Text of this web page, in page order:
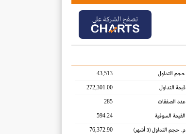
تصفح الشركة على
حجم التداول 43,513
قيمة التداول 272,301.00
عدد الصفقات 285
القيمة السوقية 594.24
م. حجم التداول(3 أشهر) 76,372.90